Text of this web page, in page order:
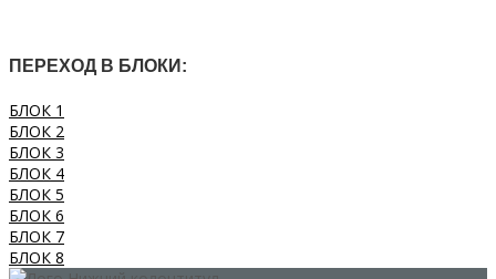
ПЕРЕХОД В БЛОКИ:
БЛОК 1
БЛОК 2
БЛОК 3
БЛОК 4
БЛОК 5
БЛОК 6
БЛОК 7
БЛОК 8